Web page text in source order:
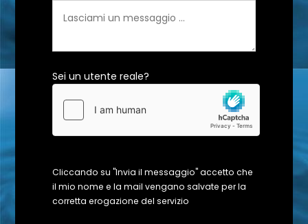
Sei un utente reale?
Cliccando su "Invia il messaggio" accetto che
il mio nome e la mail vengano salvate per la
corretta erogazione del servizio